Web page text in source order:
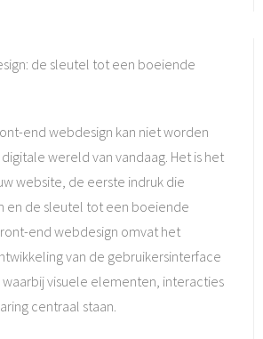
de sleutel tot een boeiende
end webdesign kan niet worden
wereld van vandaag. Het is het
website, de eerste indruk die
en de sleutel tot een boeiende
end webdesign omvat het
van de gebruikersinterface
visuele elementen, interacties
centraal staan.